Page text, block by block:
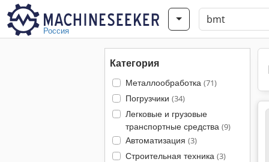
Россия
Категория
Металлообработка (71)
Погрузчики (34)
Легковые и грузовые
транспортные средства (9)
Автоматизация (3)
Строительная техника (3)